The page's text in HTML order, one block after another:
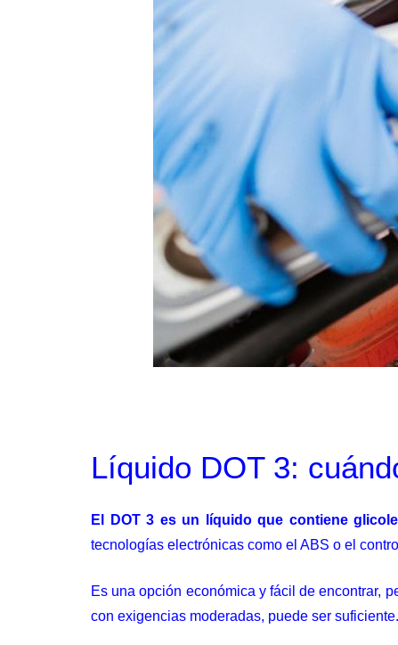
Líquido DOT 3:
El DOT 3 es un líquido que contiene
tecnologías electrónicas como el ABS o el
Es una opción económica y fácil de encontrar,
con exigencias moderadas, puede ser suficiente.